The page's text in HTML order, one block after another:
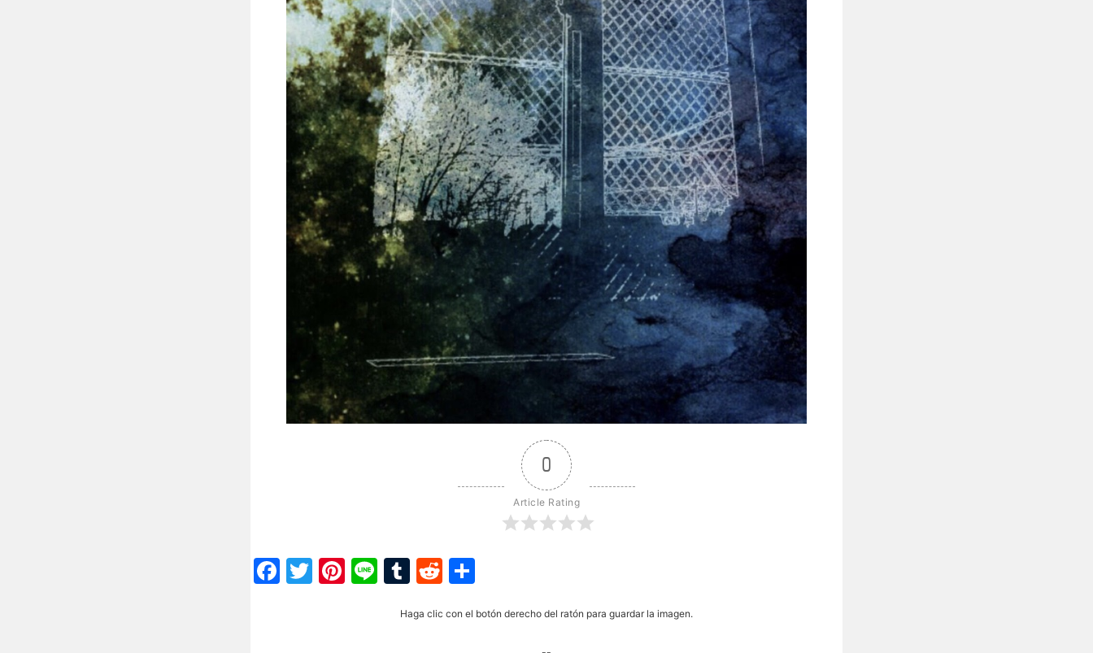
0
Article Rating
Facebook
Twitter
Pinterest
LineTumblr
Reddit
Haga clic con el botón derecho del ratón para guardar la imagen.